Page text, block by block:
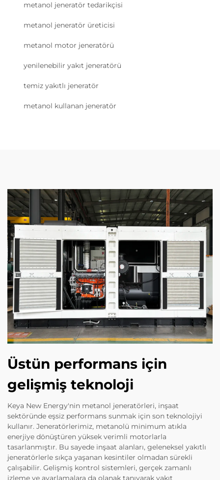
metanol jeneratör tedarikçisi
metanol jeneratör üreticisi
metanol motor jeneratörü
yenilenebilir yakıt jeneratörü
temiz yakıtlı jeneratör
metanol kullanan jeneratör
Üstün performans için
gelişmiş teknoloji
Keya New Energy'nin metanol jeneratörleri, inşaat
sektöründe eşsiz performans sunmak için son teknolojiyi
kullanır. Jeneratörlerimiz, metanolü minimum atıkla
enerjiye dönüştüren yüksek verimli motorlarla
tasarlanmıştır. Bu sayede inşaat alanları, geleneksel yakıtlı
jeneratörlerle sıkça yaşanan kesintiler olmadan sürekli
çalışabilir. Gelişmiş kontrol sistemleri, gerçek zamanlı
izleme ve ayarlamalara da olanak tanıyarak yakıt